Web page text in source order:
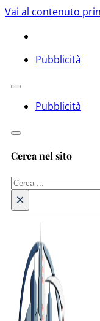
Vai al contenuto
Pubblicità
Pubblicità
Cerca nel sito
Cerca
×